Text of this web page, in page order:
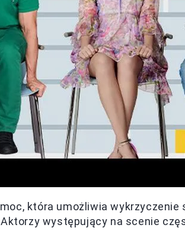
która umożliwia wykrzyczenie
występujący na scenie